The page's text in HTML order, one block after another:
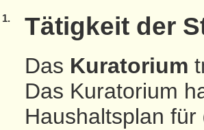
1. Tätigkeit der
Das Kuratorium
Das Kuratorium
Haushaltsplan